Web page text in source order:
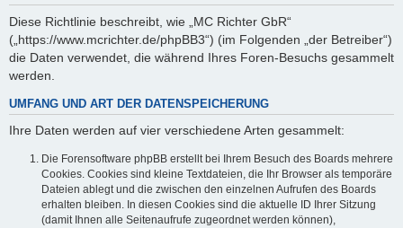
Diese Richtlinie beschreibt, wie „MC Richter GbR“
(„https://www.mcrichter.de/phpBB3“) (im Folgenden „der Betreiber“)
die Daten verwendet, die während Ihres Foren-Besuchs gesammelt
werden.
UMFANG UND ART DER DATENSPEICHERUNG
Ihre Daten werden auf vier verschiedene Arten gesammelt:
Die Forensoftware phpBB erstellt bei Ihrem Besuch des Boards mehrere
Cookies. Cookies sind kleine Textdateien, die Ihr Browser als temporäre
Dateien ablegt und die zwischen den einzelnen Aufrufen des Boards
erhalten bleiben. In diesen Cookies sind die aktuelle ID Ihrer Sitzung
(damit Ihnen alle Seitenaufrufe zugeordnet werden können),